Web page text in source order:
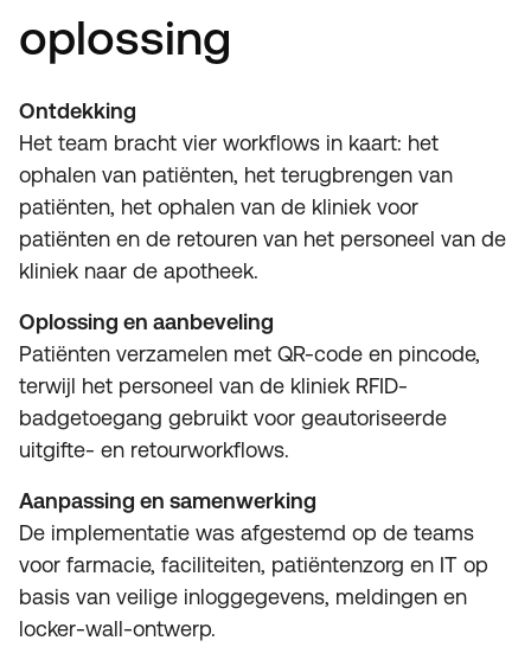
oplossing
Ontdekking
Het team bracht vier workflows in kaart: het
ophalen van patiënten, het terugbrengen van
patiënten, het ophalen van de kliniek voor
patiënten en de retouren van het personeel van de
kliniek naar de apotheek.
Oplossing en aanbeveling
Patiënten verzamelen met QR-code en pincode,
terwijl het personeel van de kliniek RFID-
badgetoegang gebruikt voor geautoriseerde
uitgifte- en retourworkflows.
Aanpassing en samenwerking
De implementatie was afgestemd op de teams
voor farmacie, faciliteiten, patiëntenzorg en IT op
basis van veilige inloggegevens, meldingen en
locker-wall-ontwerp.